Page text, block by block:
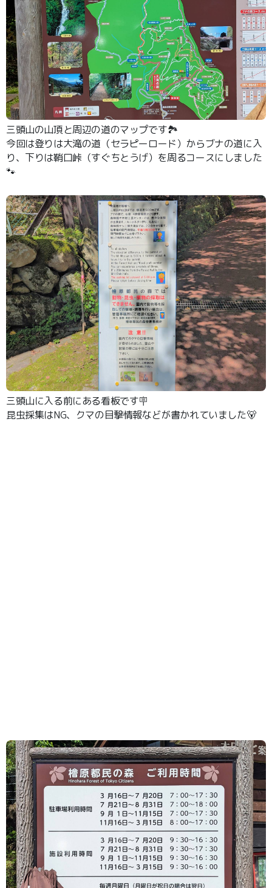
三頭山の山頂と周辺の道のマップです🏞️
今回は登りは大滝の道（セラピーロード）からブナの道に入
り、下りは鞘口峠（すぐちとうげ）を周るコースにしました
🐾
三頭山に入る前にある看板です🪧
昆虫採集はNG、クマの目撃情報などが書かれていました🐻